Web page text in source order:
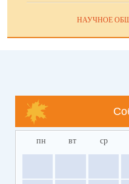
НАУЧНОЕ
пн вт ср